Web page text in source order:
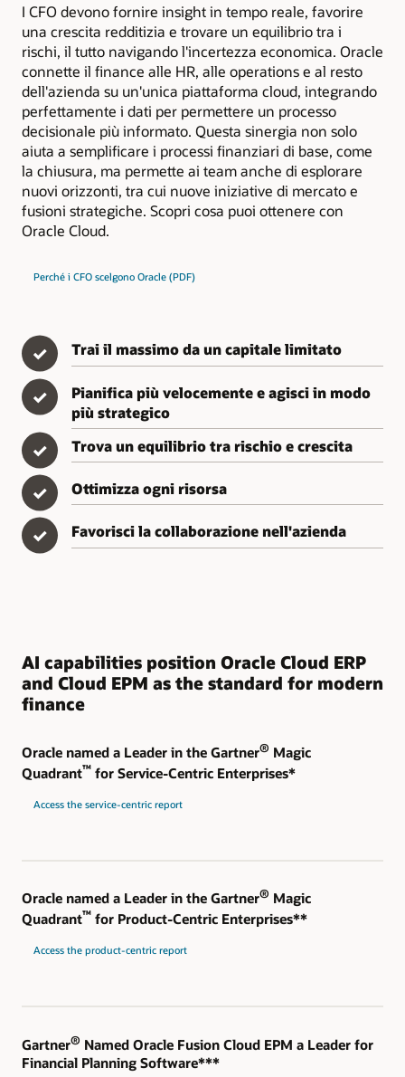
I CFO devono fornire insight in tempo reale, favorire
una crescita redditizia e trovare un equilibrio tra i
rischi, il tutto navigando l'incertezza economica. Oracle
connette il finance alle HR, alle operations e al resto
dell'azienda su un'unica piattaforma cloud, integrando
perfettamente i dati per permettere un processo
decisionale più informato. Questa sinergia non solo
aiuta a semplificare i processi finanziari di base, come
la chiusura, ma permette ai team anche di esplorare
nuovi orizzonti, tra cui nuove iniziative di mercato e
fusioni strategiche. Scopri cosa puoi ottenere con
Oracle Cloud.
Perché i CFO scelgono Oracle (PDF)
✓ Trai il massimo da un capitale limitato
✓
Pianifica più velocemente e agisci in modo
più strategico
✓ Trova un equilibrio tra rischio e crescita
✓ Ottimizza ogni risorsa
✓ Favorisci la collaborazione nell'azienda
AI capabilities position Oracle Cloud ERP
and Cloud EPM as the standard for modern
finance
Oracle named a Leader in the Gartner® Magic
Quadrant™ for Service-Centric Enterprises*
Access the service-centric report
Oracle named a Leader in the Gartner® Magic
Quadrant™ for Product-Centric Enterprises**
Access the product-centric report
Gartner® Named Oracle Fusion Cloud EPM a Leader for
Financial Planning Software***